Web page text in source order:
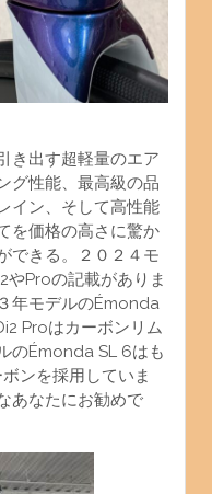
き出す超軽量のエア
グ性能、最高級の品
イン、そして高性能
を価格の高さに驚か
でき る。２０２４モ
Proの記載がありま
年モデルのÉmonda
Proはカーボンリム
のÉmonda SL 6はも
ンを採用していま
あなたにお勧めで